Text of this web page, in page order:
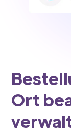
Ort